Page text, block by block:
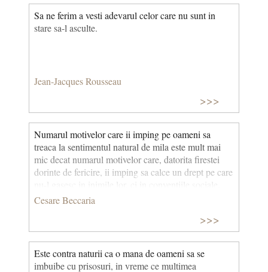
Sa ne ferim a vesti adevarul celor care nu sunt in
stare sa-l asculte.
Jean-Jacques Rousseau
>>>
Numarul motivelor care ii imping pe oameni sa
treaca la sentimentul natural de mila este mult mai
mic decat numarul motivelor care, datorita firestei
dorinte de fericire, ii imping sa calce un drept pe care
Cesare Beccaria
>>>
Este contra naturii ca o mana de oameni sa se
imbuibe cu prisosuri, in vreme ce multimea